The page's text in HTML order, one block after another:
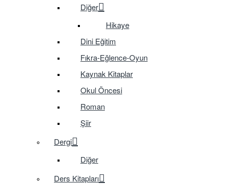
Diğer
Hikaye
Dini Eğitim
Fıkra-Eğlence-Oyun
Kaynak Kitaplar
Okul Öncesi
Roman
Şiir
Dergi
Diğer
Ders Kitapları